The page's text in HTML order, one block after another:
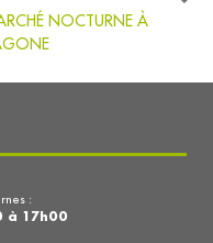
NOCTURNE À
:
à 17h00